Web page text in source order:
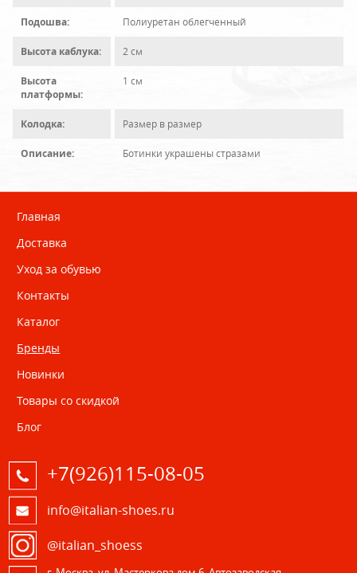
Подошва: Полиуретан облегченный
Высота каблука: 2 см
Высота
платформы:
1 см
Колодка: Размер в размер
Описание: Ботинки украшены стразами
Главная
Доставка
Уход за обувью
Контакты
Каталог
Бренды
Новинки
Товары со скидкой
Блог
+7(926)115-08-05
info@italian-shoes.ru
@italian_shoess